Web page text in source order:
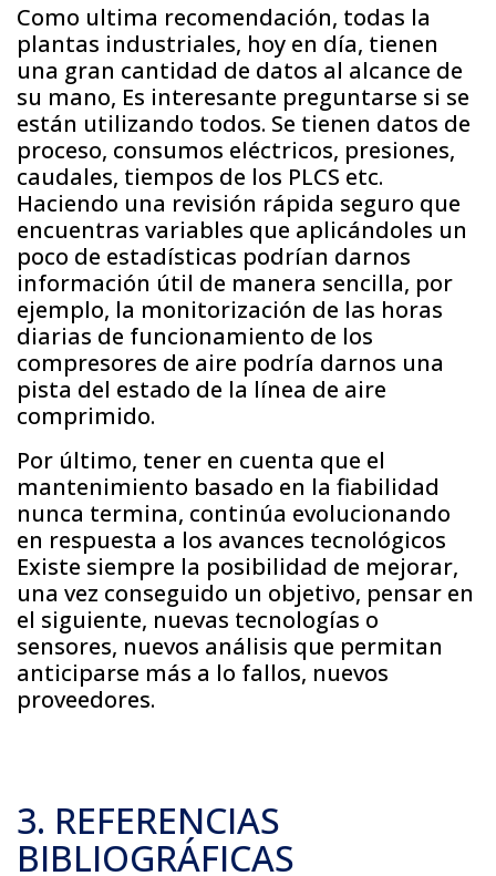
Como ultima recomendación, todas la
plantas industriales, hoy en día, tienen
una gran cantidad de datos al alcance de
su mano, Es interesante preguntarse si se
están utilizando todos. Se tienen datos de
proceso, consumos eléctricos, presiones,
caudales, tiempos de los PLCS etc.
Haciendo una revisión rápida seguro que
encuentras variables que aplicándoles un
poco de estadísticas podrían darnos
información útil de manera sencilla, por
ejemplo, la monitorización de las horas
diarias de funcionamiento de los
compresores de aire podría darnos una
pista del estado de la línea de aire
comprimido.
Por último, tener en cuenta que el
mantenimiento basado en la fiabilidad
nunca termina, continúa evolucionando
en respuesta a los avances tecnológicos
Existe siempre la posibilidad de mejorar,
una vez conseguido un objetivo, pensar en
el siguiente, nuevas tecnologías o
sensores, nuevos análisis que permitan
anticiparse más a lo fallos, nuevos
proveedores.
3. REFERENCIAS
BIBLIOGRÁFICAS